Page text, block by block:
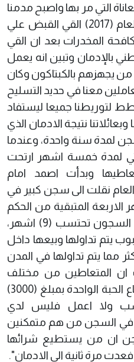
التي مر بها واصبح مدمنا
على المخدرات ويقول" في العام (2017) القي القبض علي
المخدرات بعد ان القي
بالإدمان وتبين انه يعمل
يجهزهم بالكبتاكون وكان
معنا في حديد التسليح
لتوريطنا جميعا ليستفاد
وبعائلاتنا نتيجة الادمان الذي
لمدة سنة واحدة، وعندما
خمسة اشهر ارتحت
وبدأت اصمد امام
نقلت الى سجن كبير في
الاربعة المتبقية من الحكم
الصادر بحقي لان السنة في السجون تحتسب (9) اشهر،
يتم تداولها وبيعها داخل
مما يتم تداولها في المدن
ان المتعاطين من مختلف
الاعمار الشبابية والكبيرة، وتباع الحبة الواحدة بمبلغ (3000)
ولا اعمل فليس لدي
في السجن من هم متمكنين
ان من يستطيع شرائها
مرة ثانية الى الادمان".